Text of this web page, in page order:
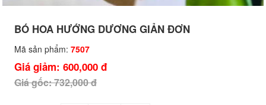
BÓ HOA HƯỚNG DƯƠNG GIẢN ĐƠN
Mã sản phẩm: 7507
Giá giảm: 600,000 đ
Giá gốc: 732,000 đ